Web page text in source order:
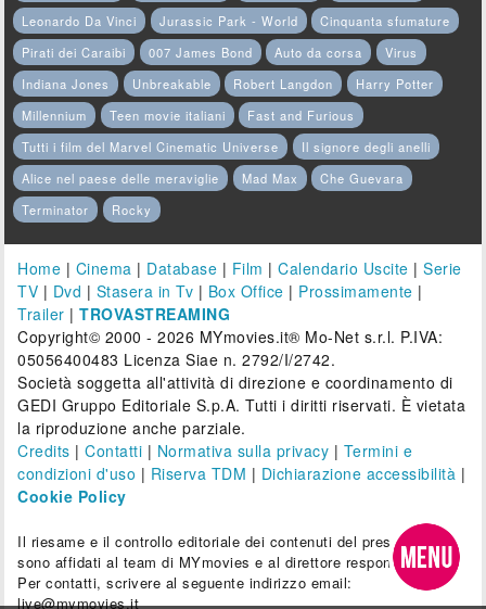
Leonardo Da Vinci
Jurassic Park - World
Cinquanta sfumature
Pirati dei Caraibi
007 James Bond Auto da corsa
Virus
Indiana Jones
Unbreakable Robert Langdon
Harry Potter
Millennium
Teen movie italiani
Fast and Furious
Tutti i film del Marvel Cinematic Universe
Il signore degli anelli
Alice nel paese delle meraviglie
Mad Max
Che Guevara
Terminator
Rocky
Home | Cinema | Database | Film |Calendario Uscite |Serie
TV | Dvd | Stasera in Tv | Box Office | Prossimamente |
Trailer |TROVASTREAMING
Copyright© 2000 - 2026 MYmovies.it® Mo-Net s.r.l. P.IVA:
05056400483 Licenza Siae n. 2792/I/2742.
Società soggetta all'attività di direzione e coordinamento di
GEDI Gruppo Editoriale S.p.A. Tutti i diritti riservati. È vietata
la riproduzione anche parziale.
Credits |Contatti | Normativa sulla privacy | Termini e
condizioni d'uso | Riserva TDM | Dichiarazione accessibilità |
Cookie Policy
Il riesame e il controllo editoriale dei contenuti del presente sito
sono affidati al team di MYmovies e al direttore responsabile.
Per contatti, scrivere al seguente indirizzo email:
live@mymovies.it